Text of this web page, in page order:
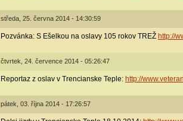
středa, 25. června 2014 - 14:30:59
Pozvánka: S Ešelkou na oslavy 105 rokov TREŽ http://
čtvrtek, 24. července 2014 - 05:26:47
Reportaz z oslav v Trencianske Teple: http://
pátek, 03. října 2014 - 17:26:57